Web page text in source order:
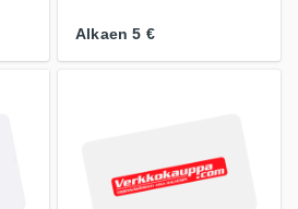
Alkaen 5 €